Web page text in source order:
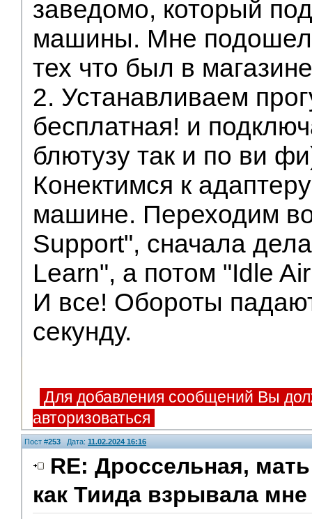
заведомо, который
машины. Мне подошел
тех что был в
2. Устанавливаем
бесплатная! и
блютузу так и по ви
Конектимся к
машине. Переходим
Support", сначала
Learn", а потом "Idle
И все! Обороты
секунду.
Для добавления сообщений Вы
авторизоваться
Пост #253 Дата: 11.02.2024 16:16
RE: Дроссельная,
как Тиида взрывала мне